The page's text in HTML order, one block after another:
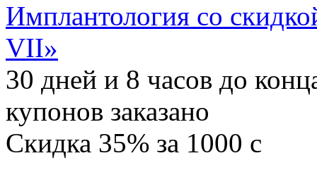
Имплантология со
VII»
30 дней и 8 часов до
купонов заказано
Скидка 35% за 1000 c